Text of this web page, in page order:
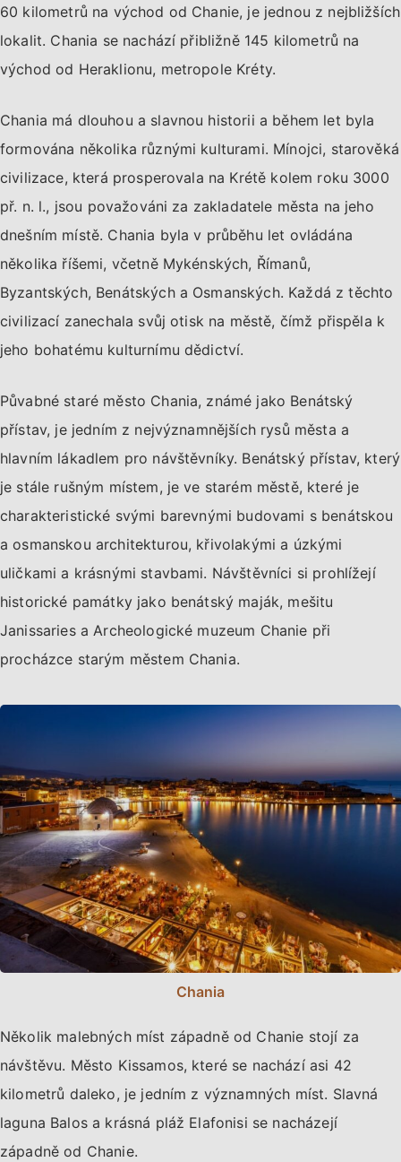
60 kilometrů na východ od Chanie, je jednou z nejbližších
lokalit. Chania se nachází přibližně 145 kilometrů na
východ od Heraklionu, metropole Kréty.
Chania má dlouhou a slavnou historii a během let byla
formována několika různými kulturami. Mínojci, starověká
civilizace, která prosperovala na Krétě kolem roku 3000
př. n. l., jsou považováni za zakladatele města na jeho
dnešním místě. Chania byla v průběhu let ovládána
několika říšemi, včetně Mykénských, Římanů,
Byzantských, Benátských a Osmanských. Každá z těchto
civilizací zanechala svůj otisk na městě, čímž přispěla k
jeho bohatému kulturnímu dědictví.
Půvabné staré město Chania, známé jako Benátský
přístav, je jedním z nejvýznamnějších rysů města a
hlavním lákadlem pro návštěvníky. Benátský přístav, který
je stále rušným místem, je ve starém městě, které je
charakteristické svými barevnými budovami s benátskou
a osmanskou architekturou, křivolakými a úzkými
uličkami a krásnými stavbami. Návštěvníci si prohlížejí
historické památky jako benátský maják, mešitu
Janissaries a Archeologické muzeum Chanie při
procházce starým městem Chania.
Chania
Několik malebných míst západně od Chanie stojí za
návštěvu. Město Kissamos, které se nachází asi 42
kilometrů daleko, je jedním z významných míst. Slavná
laguna Balos a krásná pláž Elafonisi se nacházejí
západně od Chanie.